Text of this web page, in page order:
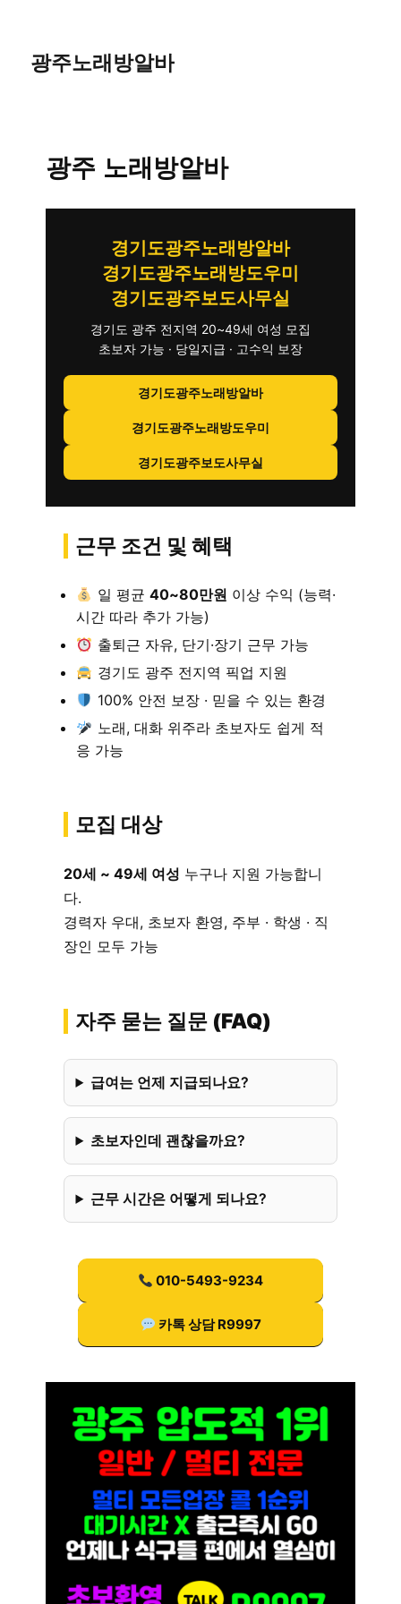
광주노래방알바
광주 노래방알바
경기도광주노래방알바
경기도광주노래방도우미
경기도광주보도사무실
경기도 광주 전지역 20~49세 여성 모집
초보자 가능 · 당일지급 · 고수익 보장
경기도광주노래방알바
경기도광주노래방도우미
경기도광주보도사무실
근무 조건 및 혜택
일 평균 40~80만원 이상 수익 (능력·
시간 따라 추가 가능)
출퇴근 자유, 단기·장기 근무 가능
경기도 광주 전지역 픽업 지원
100% 안전 보장 · 믿을 수 있는 환경
노래, 대화 위주라 초보자도 쉽게 적
응 가능
모집 대상
20세 ~ 49세 여성 누구나 지원 가능합니
다.
경력자 우대, 초보자 환영, 주부 · 학생 · 직
장인 모두 가능
자주 묻는 질문 (FAQ)
급여는 언제 지급되나요?
초보자인데 괜찮을까요?
근무 시간은 어떻게 되나요?
010-5493-9234
카톡 상담 R9997